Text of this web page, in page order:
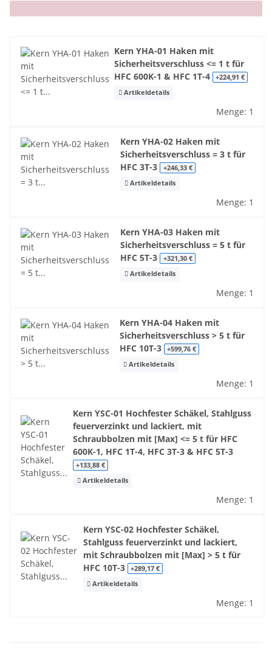
x
Kern YHA-01 Haken mit
Sicherheitsverschluss <= 1 t für
HFC 600K-1 & HFC 1T-4
+224,91 €
Artikeldetails
Menge: 1
Kern YHA-02 Haken mit
Sicherheitsverschluss = 3 t für
HFC 3T-3 +246,33 €
Artikeldetails
Menge: 1
Kern YHA-03 Haken mit
Sicherheitsverschluss = 5 t für
HFC 5T-3 +321,30 €
Artikeldetails
Menge: 1
Kern YHA-04 Haken mit
Sicherheitsverschluss > 5 t für
HFC 10T-3
+599,76 €
Artikeldetails
Menge: 1
Kern YSC-01 Hochfester Schäkel, Stahlguss
feuerverzinkt und lackiert, mit
Schraubbolzen mit [Max] <= 5 t für HFC
600K-1, HFC 1T-4, HFC 3T-3 & HFC 5T-3
+133,88 €
Artikeldetails
Menge: 1
Kern YSC-02 Hochfester Schäkel,
Stahlguss feuerverzinkt und lackiert,
mit Schraubbolzen mit [Max] > 5 t für
HFC 10T-3
+289,17 €
Artikeldetails
Menge: 1